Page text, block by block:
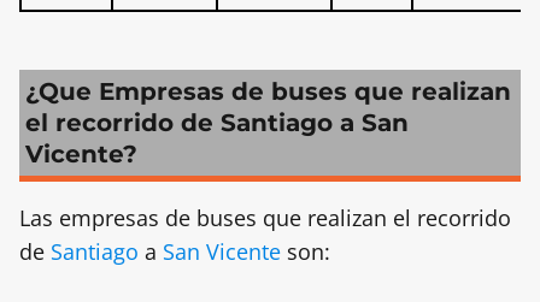
¿Que Empresas de buses que realizan
el recorrido de Santiago a San
Vicente?
Las empresas de buses que realizan el recorrido
de Santiago a San Vicente son: